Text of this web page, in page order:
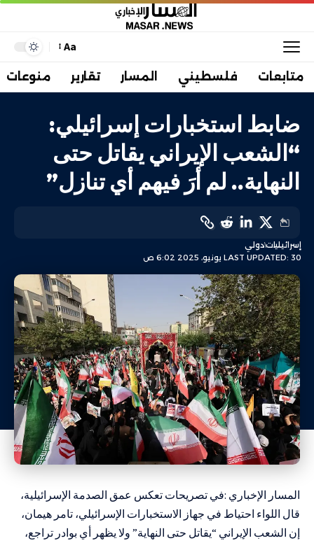
Aa
متابعات فلسطيني المسار تقارير منوعات
ضابط استخبارات إسرائيلي:
“الشعب الإيراني يقاتل حتى
النهاية.. لم أرَ فيهم أي تنازل”
LAST UPDATED: 30 يونيو، 2025 6:02 ص
إسرائيلياتدولي
المسار الإخباري :في تصريحات تعكس عمق الصدمة الإسرائيلية،
قال اللواء احتياط في جهاز الاستخبارات الإسرائيلي، تامر هيمان،
إن الشعب الإيراني “يقاتل حتى النهاية” ولا يظهر أي بوادر تراجع،